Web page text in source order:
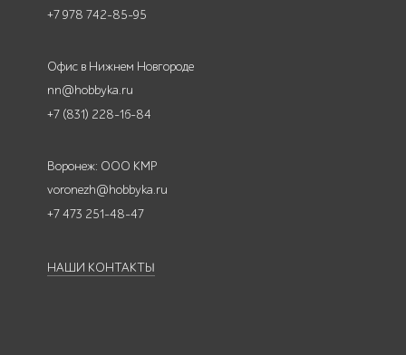
+7 978 742-85-95
Офис в Нижнем Новгороде
nn@hobbyka.ru
+7 (831) 228-16-84
Воронеж: ООО КМР
voronezh@hobbyka.ru
+7 473 251-48-47
НАШИ КОНТАКТЫ